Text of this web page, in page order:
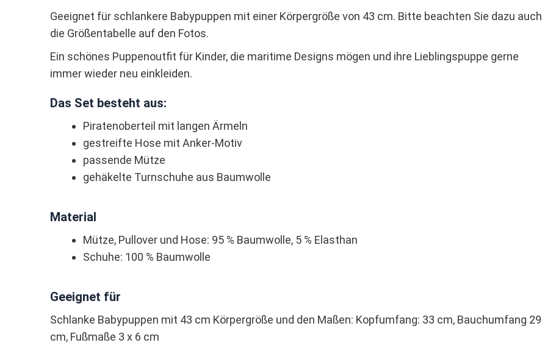
Geeignet für schlankere Babypuppen mit einer Körpergröße von 43 cm. Bitte beachten Sie dazu auch
die Größentabelle auf den Fotos.
Ein schönes Puppenoutfit für Kinder, die maritime Designs mögen und ihre Lieblingspuppe gerne
immer wieder neu einkleiden.
Das Set besteht aus:
Piratenoberteil mit langen Ärmeln
gestreifte Hose mit Anker-Motiv
passende Mütze
gehäkelte Turnschuhe aus Baumwolle
Material
Mütze, Pullover und Hose: 95 % Baumwolle, 5 % Elasthan
Schuhe: 100 % Baumwolle
Geeignet für
Schlanke Babypuppen mit 43 cm Körpergröße und den Maßen: Kopfumfang: 33 cm, Bauchumfang 29
cm, Fußmaße 3 x 6 cm